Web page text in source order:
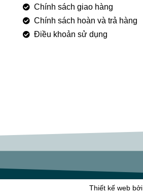
Chính sách giao hàng
Chính sách hoàn và trả hàng
Điều khoản sử dụng
Thiết kế web bởi